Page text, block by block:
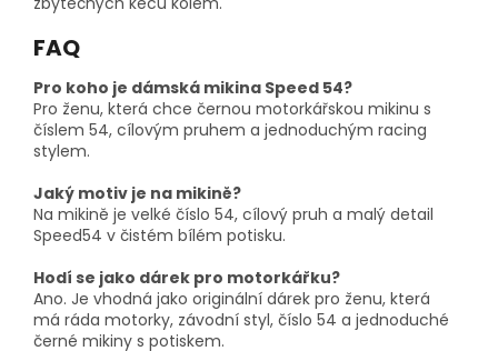
FAQ
Pro koho je dámská mikina Speed 54?
Pro ženu, která chce černou motorkářskou mikinu s
číslem 54, cílovým pruhem a jednoduchým racing
stylem.
Jaký motiv je na mikině?
Na mikině je velké číslo 54, cílový pruh a malý detail
Speed54 v čistém bílém potisku.
Hodí se jako dárek pro motorkářku?
Ano. Je vhodná jako originální dárek pro ženu, která
má ráda motorky, závodní styl, číslo 54 a jednoduché
černé mikiny s potiskem.